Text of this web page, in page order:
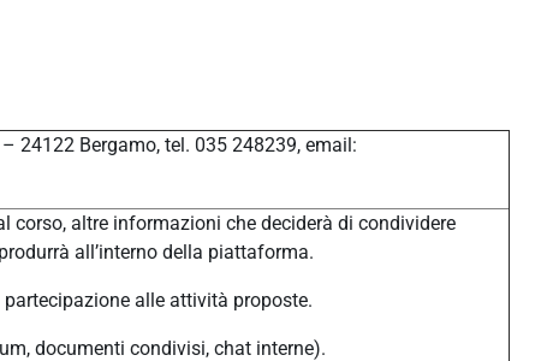
24122 Bergamo, tel. 035 248239, email:
corso, altre informazioni che deciderà di condividere
all’interno della piattaforma.
alle attività proposte.
documenti condivisi, chat interne).